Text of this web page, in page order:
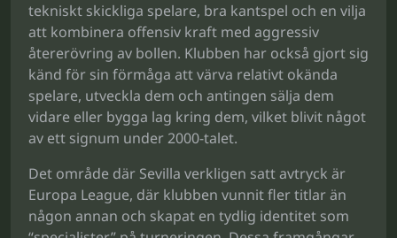
tekniskt skickliga spelare, bra kantspel och en vilja
att kombinera offensiv kraft med aggressiv
återerövring av bollen. Klubben har också gjort sig
känd för sin förmåga att värva relativt okända
spelare, utveckla dem och antingen sälja dem
vidare eller bygga lag kring dem, vilket blivit något
av ett signum under 2000-talet.
Det område där Sevilla verkligen satt avtryck är
Europa League, där klubben vunnit fler titlar än
någon annan och skapat en tydlig identitet som